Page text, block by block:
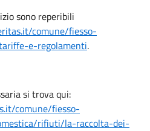
sono reperibili
comune/fiesso-
e-regolamenti.
si trova qui:
comune/fiesso-
rifiuti/la-raccolta-dei-